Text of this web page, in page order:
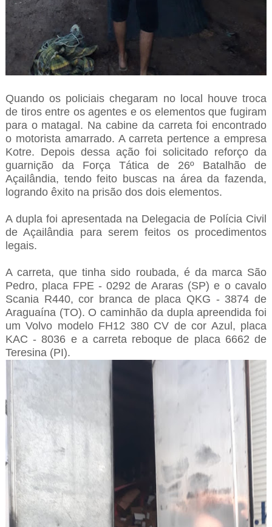
Quando os policiais chegaram no local houve troca
de tiros entre os agentes e os elementos que fugiram
para o matagal. Na cabine da carreta foi encontrado
o motorista amarrado. A carreta pertence a empresa
Kotre. Depois dessa ação foi solicitado reforço da
guarnição da Força Tática de 26º Batalhão de
Açailândia, tendo feito buscas na área da fazenda,
logrando êxito na prisão dos dois elementos.
A dupla foi apresentada na Delegacia de Polícia Civil
de Açailândia para serem feitos os procedimentos
legais.
A carreta, que tinha sido roubada, é da marca São
Pedro, placa FPE - 0292 de Araras (SP) e o cavalo
Scania R440, cor branca de placa QKG - 3874 de
Araguaína (TO). O caminhão da dupla apreendida foi
um Volvo modelo FH12 380 CV de cor Azul, placa
KAC - 8036 e a carreta reboque de placa 6662 de
Teresina (PI).